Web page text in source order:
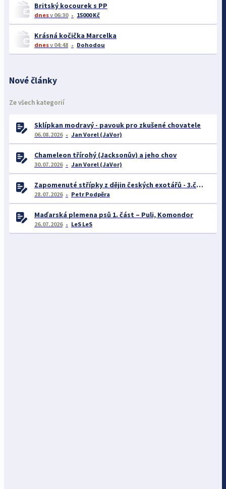
Britský kocourek s PP
dnesv 06:30 15000 Kč
Krásná kočička Marcelka
dnesv 04:48 Dohodou
Nové články
Ze všech kategorií
Sklípkan modravý - pavouk pro zkušené chovatele
06.08.2026 Jan Vorel (JaVor)
Chameleon třírohý (Jacksonův) a jeho chov
30.07.2026 Jan Vorel (JaVor)
Zapomenuté střípky z dějin českých exotářů - 3.část
28.07.2026 Petr Podpěra
Maďarská plemena psů 1. část – Puli, Komondor
26.07.2026 LeS LeS